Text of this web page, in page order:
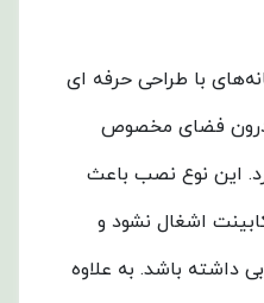
با طراحی حرفه ‌ای
درون فضای مخصوص
این نوع نصب باعث
اشغال نشود و
داشته باشد. به علاوه